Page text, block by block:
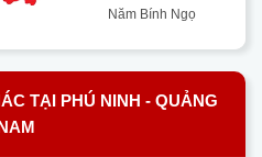
Năm Bính Ngọ
TẠI PHÚ NINH - QUẢNG
NAM